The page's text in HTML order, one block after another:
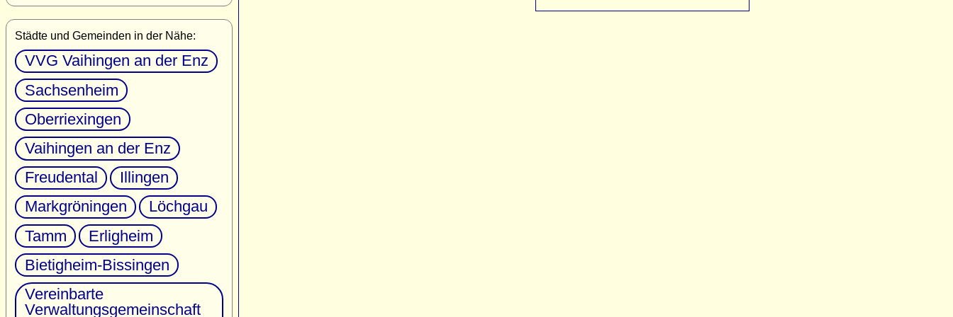
Städte und Gemeinden in der Nähe:
VVG Vaihingen an der Enz
Sachsenheim
Oberriexingen
Vaihingen an der Enz
Freudental
Illingen
Markgröningen
Löchgau
Tamm
Erligheim
Bietigheim-Bissingen
Vereinbarte
Verwaltungsgemeinschaft